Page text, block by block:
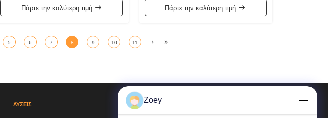
Πάρτε την καλύτερη τιμή Πάρτε την καλύτερη τιμή
5 6 7 8 9 10 11
ΛΎΣΕΙΣ ΠΆΡΤΕ ΤΗΝ ΑΝΑΦΟΡΆ
Zoey